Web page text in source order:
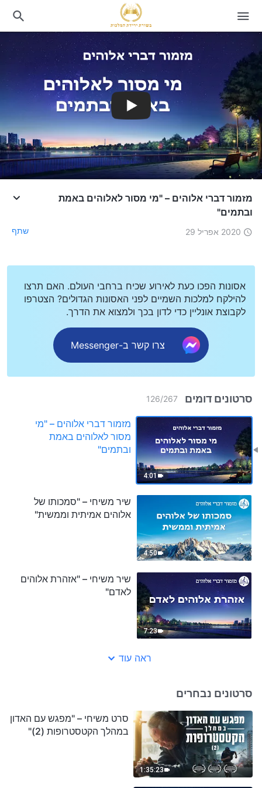
מזמור דברי אלוהים – "מי מסור לאלוהים באמת
ובתמים"
2020 אפריל 29 שתף
אסונות הפכו כעת לאירוע שכיח ברחבי העולם. האם תרצו
להילקח למלכות השמיים לפני האסונות הגדולים? הצטרפו
לקבוצת אונליין כדי לדון בכך ולמצוא את הדרך.
צרו קשר ב-Messenger
סרטונים דומים 126/267
4:01
מזמור דברי אלוהים – "מי
מסור לאלוהים באמת
ובתמים"
4:50
שיר משיחי – "סמכותו של
אלוהים אמיתית וממשית"
7:23
שיר משיחי – "אזהרת אלוהים
לאדם"
ראה עוד
סרטונים נבחרים
1:35:23
סרט משיחי – "מפגש עם האדון
במהלך הקטסטרופות (2)"